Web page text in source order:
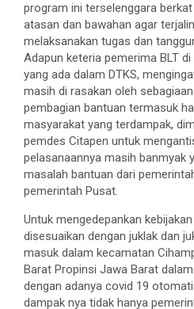
program ini terselenggara
atasan dan bawahan agar
melaksanakan tugas dan
Adapun keteria pemerima BLT
yang ada dalam DTKS,
masih di rasakan oleh
pembagian bantuan termasuk
masyarakat yang terdampak,
pemdes Citapen untuk
pelasanaannya masih banmyak
masalah bantuan dari
pemerintah Pusat.
Untuk mengedepankan
disesuaikan dengan juklak dan
masuk dalam kecamatan
Barat Propinsi Jawa Barat
dengan adanya covid 19
dampak nya tidak hanya